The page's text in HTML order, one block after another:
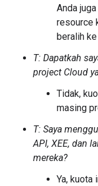
Anda
resource
beralih ke
T: Dapatkah
project Cloud
Tidak,
masing
T: Saya
API, XEE, dan
mereka?
Ya, kuota